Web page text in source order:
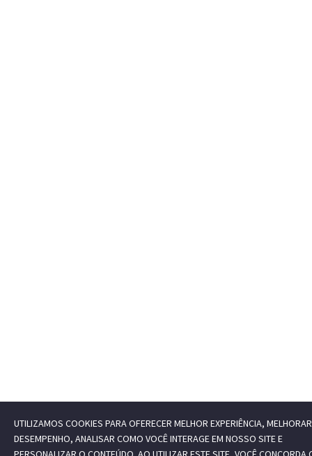
UTILIZAMOS COOKIES PARA OFERECER MELHOR EXPERIÊNCIA,
DESEMPENHO, ANALISAR COMO VOCÊ INTERAGE EM NOSSO SITE E